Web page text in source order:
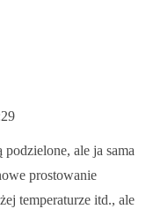
ale ja sama
prostowanie
temperaturze itd., ale